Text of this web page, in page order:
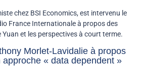
chez BSI Economics, est intervenu le
France Internationale à propos des
et les perspectives à court terme.
Morlet-Lavidalie à propos
« data dependent »